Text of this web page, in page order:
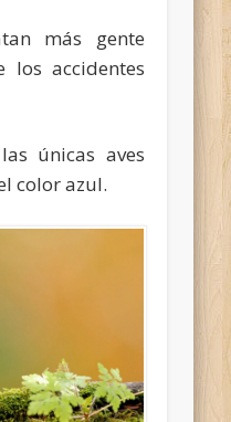
más gente
los accidentes
únicas aves
color azul.